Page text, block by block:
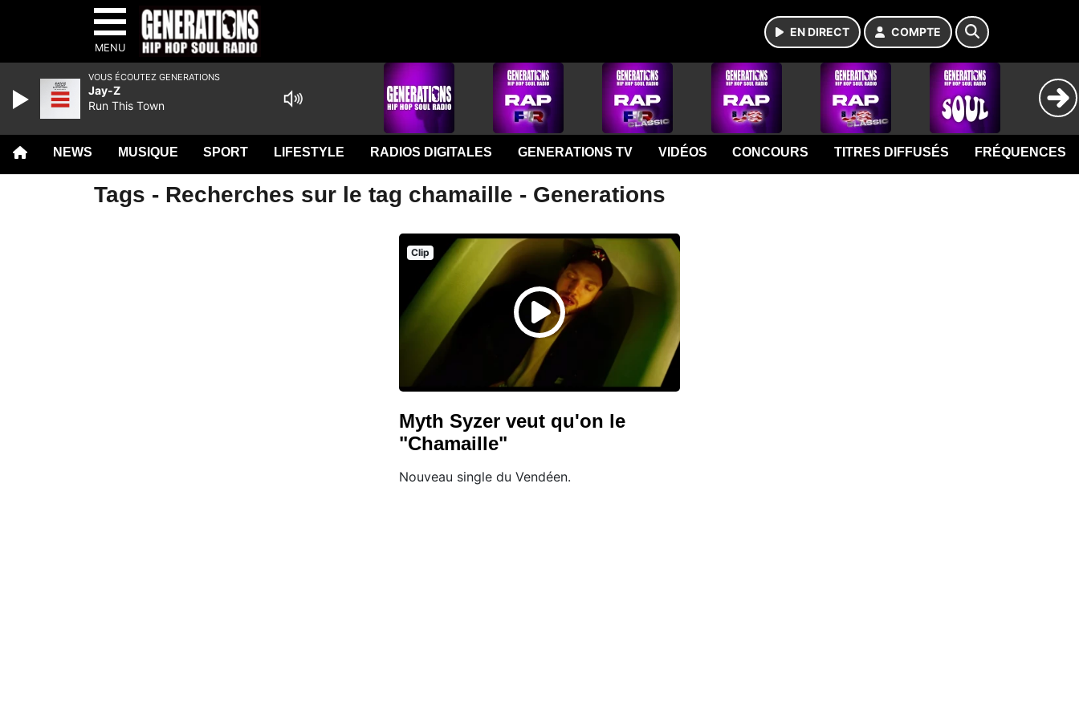
MENU
EN DIRECT COMPTE
NEWS MUSIQUE SPORT LIFESTYLE RADIOS DIGITALES GENERATIONS TV VIDÉOS CONCOURS TITRES DIFFUSÉS FRÉQUENCES
Tags - Recherches sur le tag chamaille - Generations
Clip
Myth Syzer veut qu'on le
"Chamaille"
Nouveau single du Vendéen.
VOUS ÉCOUTEZ GENERATIONS
Jay-Z
Run This Town